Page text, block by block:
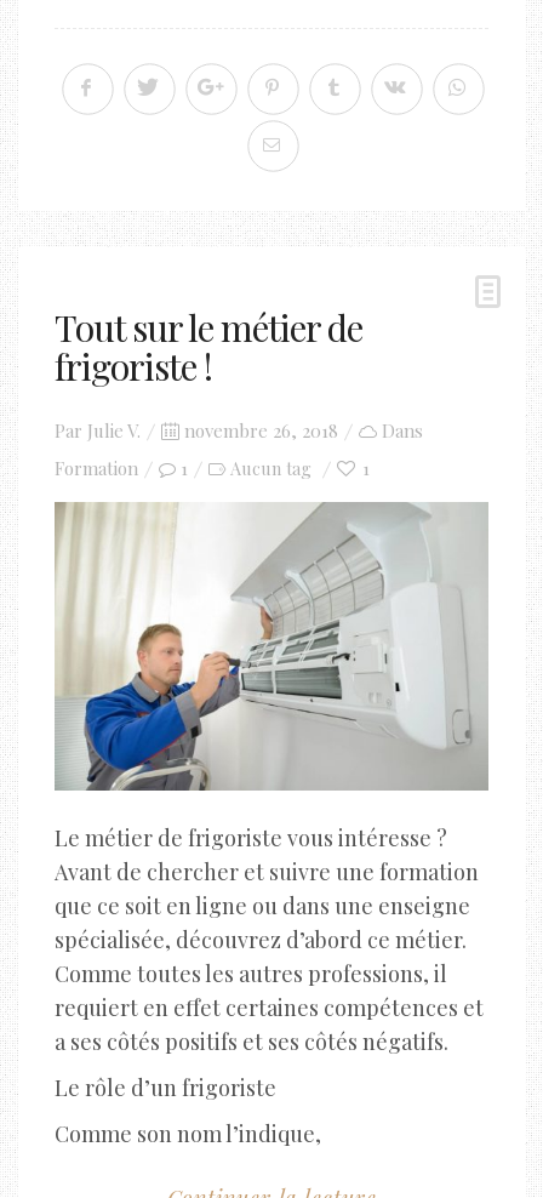
Tout sur le métier de
frigoriste !
Par Julie V.
Posted
on
novembre 26, 2018
Dans
Formation
1 Aucun tag 1
Le métier de frigoriste vous intéresse ?
Avant de chercher et suivre une formation
que ce soit en ligne ou dans une enseigne
spécialisée, découvrez d’abord ce métier.
Comme toutes les autres professions, il
requiert en effet certaines compétences et
a ses côtés positifs et ses côtés négatifs.
Le rôle d’un frigoriste
Comme son nom l’indique,